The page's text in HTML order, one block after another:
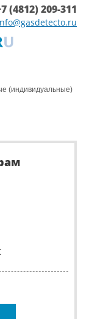
(4812) 209-311
(индивидуальные)